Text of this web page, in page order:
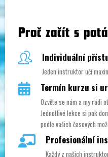
Proč začít s
Individuální
Jeden instruktor učí
Termín kurzu si
Ozvěte se nám a my rádi
Jednotlivé lekce si pak
podle vašich časových
Profesionální
Každý z našich